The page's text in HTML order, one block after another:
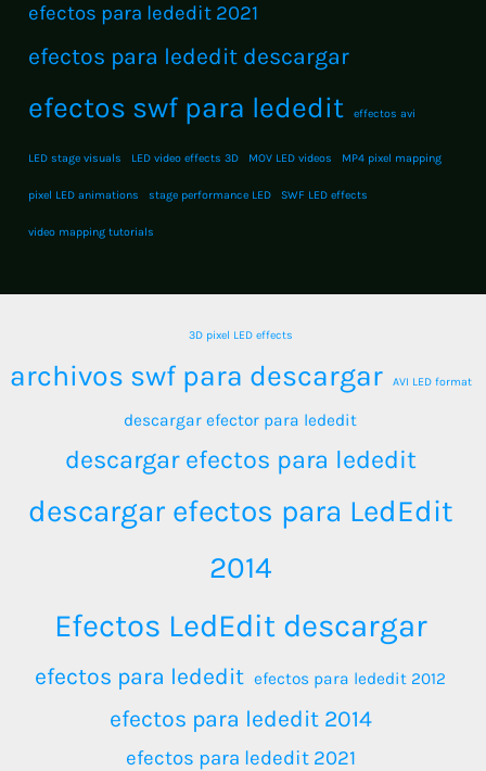
efectos para lededit 2021
efectos para lededit descargar
efectos swf para lededit effectos avi
LED stage visuals LED video effects 3D MOV LED videos MP4 pixel mapping
pixel LED animations stage performance LED SWF LED effects
video mapping tutorials
3D pixel LED effects
archivos swf para descargar AVI LED format
descargar efector para lededit
descargar efectos para lededit
descargar efectos para LedEdit
2014
Efectos LedEdit descargar
efectos para lededit efectos para lededit 2012
efectos para lededit 2014
efectos para lededit 2021